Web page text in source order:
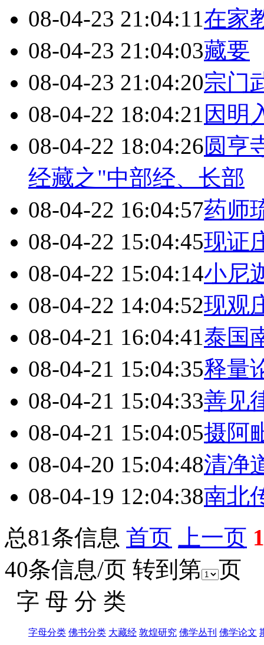
08-04-23 21:04:11在家
08-04-23 21:04:03藏要
08-04-23 21:04:20宗门
08-04-22 18:04:21 因明
08-04-22 18:04:26圆亨
经藏之"中部经、长部
08-04-22 16:04:57药师
08-04-22 15:04:45现证
08-04-22 15:04:14小尼
08-04-22 14:04:52现观
08-04-21 16:04:41泰国
08-04-21 15:04:35释量
08-04-21 15:04:33善见
08-04-21 15:04:05摄阿
08-04-20 15:04:48清净
08-04-19 12:04:38南北
总81条信息 首页 上一页 1
40条信息/页 转到第
页
字 母 分 类
字母分类 佛书分类 大藏经 敦煌研究 佛学丛刊 佛学论文